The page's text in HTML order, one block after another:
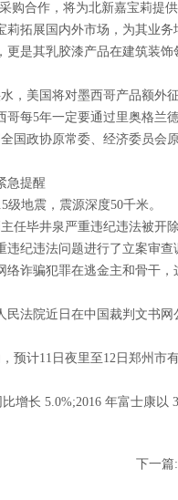
合作，将为北新嘉宝莉提
拓展国内外市场，为其业务
是其乳胶漆产品在建筑装饰
美国将对墨西哥产品额外
每5年一定要通过里奥格兰
政协原常委、经济委员会
急提醒
地震，震源深度50千米。
毕井泉严重违纪违法被开
纪违法问题进行了立案审查
诈骗犯罪在逃金主和骨干，
法院近日在中国裁判文书网
计11日夜里至12日郑州市
长 5.0%;2016 年富士康以
下一篇: